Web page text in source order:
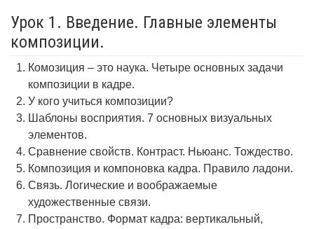
Урок 1. Введение. Главные элементы
композиции.
Комозиция – это наука. Четыре основных задачи
композиции в кадре.
У кого учиться композиции?
Шаблоны восприятия. 7 основных визуальных
элементов.
Сравнение свойств. Контраст. Ньюанс. Тождество.
Композиция и компоновка кадра. Правило ладони.
Связь. Логические и воображаемые
художественные связи.
Пространство. Формат кадра: вертикальный,